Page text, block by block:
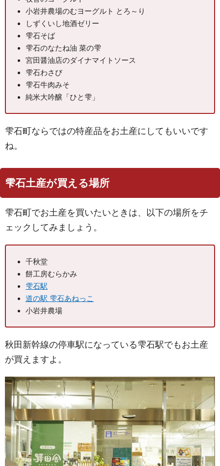
小岩井農場のむヨーグルト とろ～り
しずくいし地酒ゼリー
雫石そば
雫石のなたね油 菜の雫
宮田醤油店のダイナマイトソース
雫石わさび
雫石牛肉みそ
純米大吟醸「ひと雫」
雫石町ならではの特産品をお土産にしてもいいです
ね。
雫石土産が買える場所
雫石町でお土産を買いたいときは、以下の場所をチ
ェックしてみましょう。
千秋堂
餅工房むらかみ
雫石駅
道の駅 雫石あねっこ
小岩井農場
秋田新幹線の停車駅になっている雫石駅でもお土産
が買えますよ。